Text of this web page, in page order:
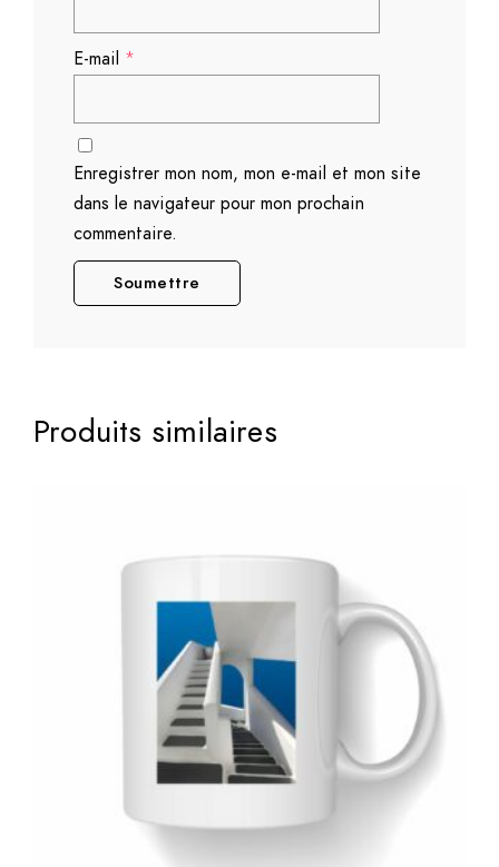
E-mail *
Enregistrer mon nom, mon e-mail et mon site
dans le navigateur pour mon prochain
commentaire.
Produits similaires